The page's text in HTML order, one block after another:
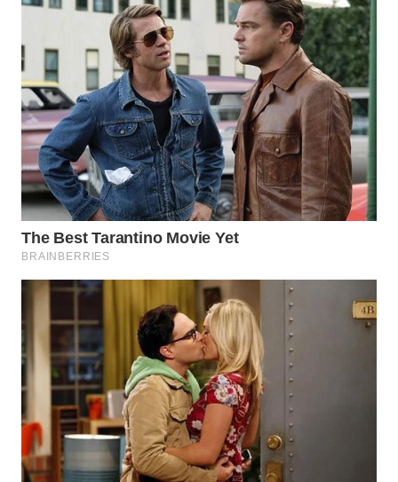
MALUT
WN
DAIRI
WN
DANAU
TOBA
WN
NIAS
WN
LANGKAT
WN
TAPANULI
SELATAN
WN